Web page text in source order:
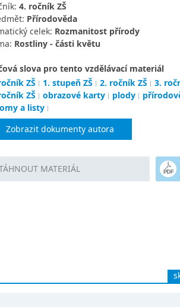
4. ročník ZŠ
Přírodověda
celek: Rozmanitost přírody
Rostliny - části květu
slova pro tento vzdělávací materiál
ZŠ
1. stupeň ZŠ 2. ročník ZŠ
3.
ZŠ
obrazové karty plody
a listy
Zobrazit dokumenty autora
MATERIÁL